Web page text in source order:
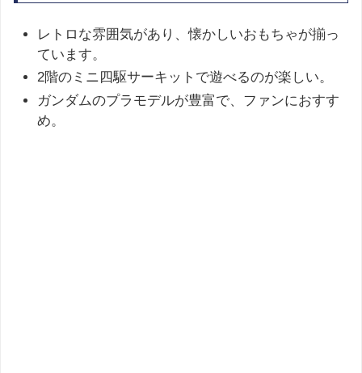
レトロな雰囲気があり、懐かしいおもちゃが揃っ
ています。
2階のミニ四駆サーキットで遊べるのが楽しい。
ガンダムのプラモデルが豊富で、ファンにおすす
め。